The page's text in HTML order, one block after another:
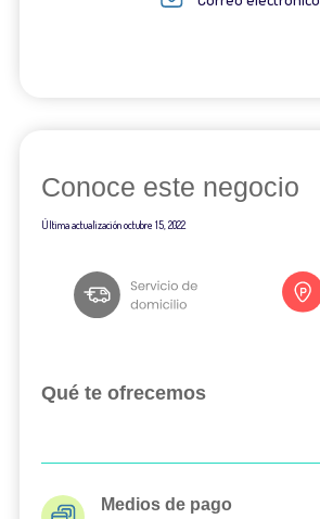
Conoce este negocio
Última actualizaciónoctubre 15, 2022
Qué te ofrecemos
Medios de pago